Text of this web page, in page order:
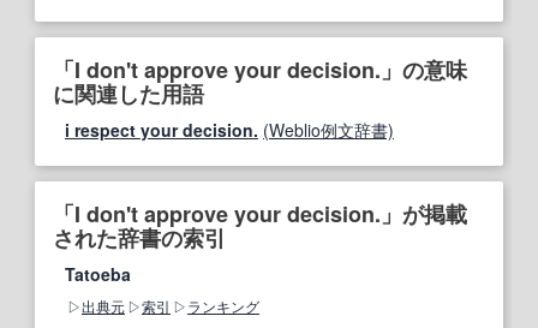
「I don't approve your decision.」の意味
に関連した用語
i respect your decision. (Weblio例文辞書)
「I don't approve your decision.」が掲載
された辞書の索引
Tatoeba
出典元 索引 ランキング